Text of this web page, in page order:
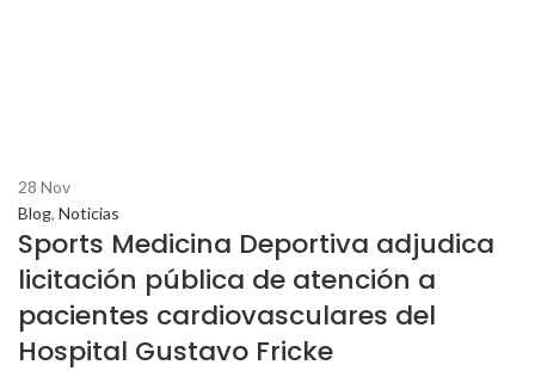
28 Nov
Blog, Noticias
Sports Medicina Deportiva adjudica
licitación pública de atención a
pacientes cardiovasculares del
Hospital Gustavo Fricke